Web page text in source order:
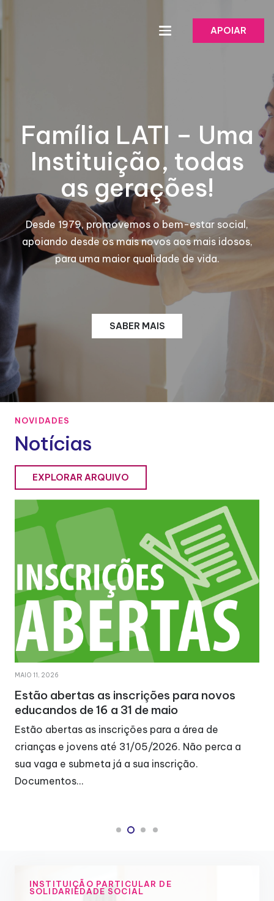
APOIAR
Família LATI – Uma
Instituição, todas
as gerações!
Desde 1979, promovemos o bem-estar social,
apoiando desde os mais novos aos mais idosos,
para uma maior qualidade de vida.
SABER MAIS
NOVIDADES
Notícias
EXPLORAR ARQUIVO
MAIO 11, 2026
Estão abertas as inscrições para novos
educandos de 16 a 31 de maio
Estão abertas as inscrições para a área de
crianças e jovens até 31/05/2026. Não perca a
sua vaga e submeta já a sua inscrição.
Documentos…
INSTITUIÇÃO PARTICULAR DE
SOLIDARIEDADE SOCIAL